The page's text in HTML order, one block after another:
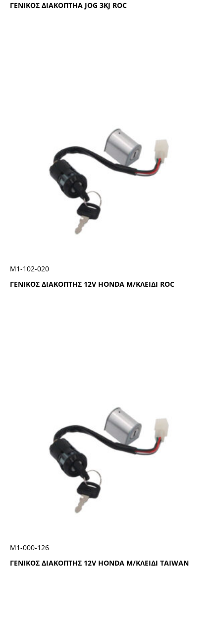
ΓΕΝΙΚΟΣ ΔΙΑΚΟΠΤΗΑ JOG 3KJ ROC
ΓΕΝΙΚΟΣ ΔΙΑΚΟΠΤΗΣ 12V HONDA Μ/ΚΛΕΙΔΙ ROC
Μ1-102-020
ΓΕΝΙΚΟΣ ΔΙΑΚΟΠΤΗΣ 12V HONDA Μ/ΚΛΕΙΔΙ ΤΑΙWAN
Μ1-000-126